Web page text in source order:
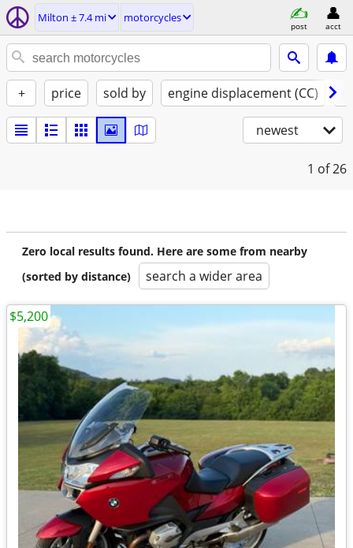
Milton ± 7.4 mi motorcycles
post acct
+ price sold by engine displacement (CC)
newest
1 of 26
Zero local results found. Here are some from nearby
(sorted by distance)
search a wider area
$5,200